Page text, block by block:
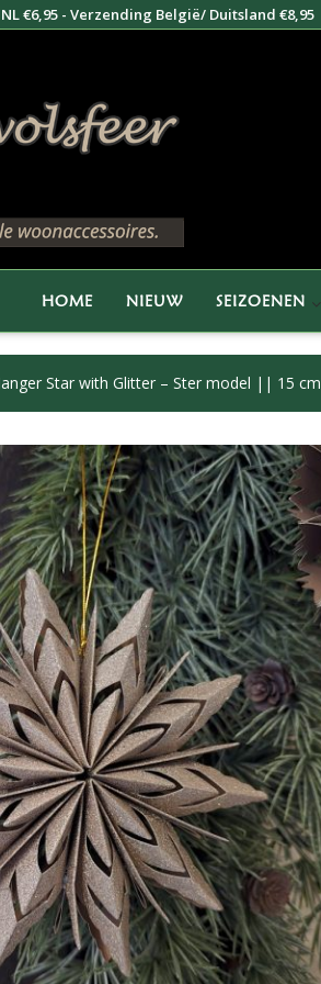
€6,95 - Verzending België/ Duitsland €8,95
HOME NIEUW SEIZOENEN
Star with Glitter – Ster model || 15 cm